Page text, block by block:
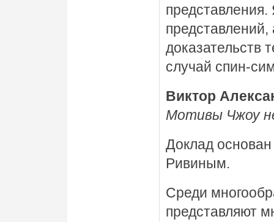
представлений,
доказательств
случай спин-
Виктор
Мотивы Чжоу
Доклад
Ривиным.
Среди
представляют